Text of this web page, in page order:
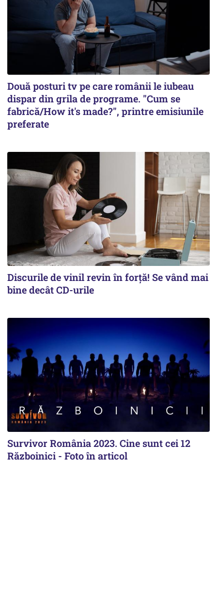
Două posturi tv pe care românii le iubeau
dispar din grila de programe. "Cum se
fabrică/How it's made?", printre emisiunile
preferate
Discurile de vinil revin în forţă! Se vând mai
bine decât CD-urile
Survivor România 2023. Cine sunt cei 12
Războinici - Foto în articol